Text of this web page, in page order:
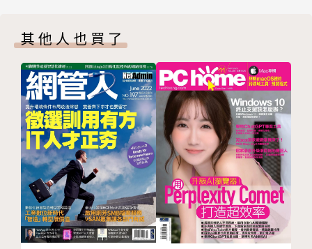
FEDS革新PCB與電源設計
高速設計SIPI模擬應用
專業服務價值凸顯
新品上市
產業特搜
廣告索引
其他人也買了